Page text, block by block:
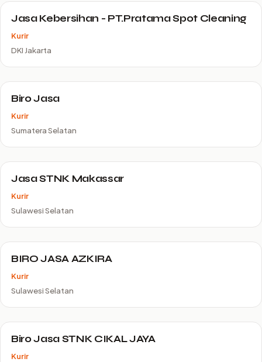
Jasa Kebersihan - PT.Pratama Spot Cleaning
Kurir
DKI Jakarta
Biro Jasa
Kurir
Sumatera Selatan
Jasa STNK Makassar
Kurir
Sulawesi Selatan
BIRO JASA AZKIRA
Kurir
Sulawesi Selatan
Biro Jasa STNK CIKAL JAYA
Kurir